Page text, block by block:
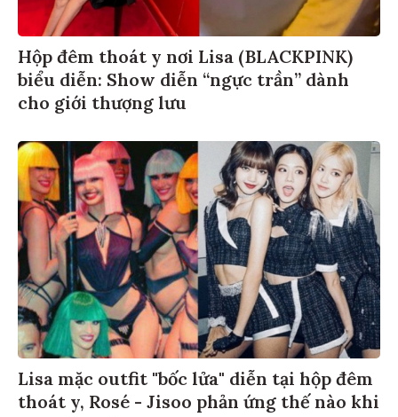
Hộp đêm thoát y nơi Lisa (BLACKPINK)
biểu diễn: Show diễn “ngực trần” dành
cho giới thượng lưu
Lisa mặc outfit "bốc lửa" diễn tại hộp đêm
thoát y, Rosé - Jisoo phản ứng thế nào khi